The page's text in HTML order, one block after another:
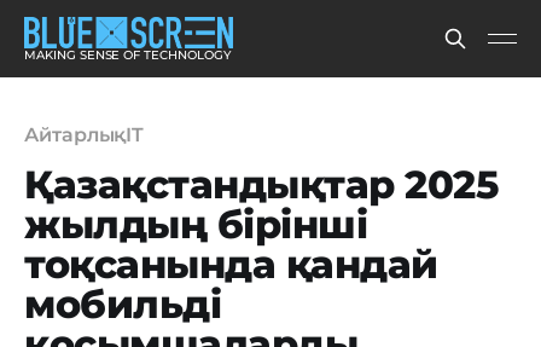
MAKING SENSE OF TECHNOLOGY
АйтарлықIT
Қазақстандықтар 2025
жылдың бірінші
тоқсанында қандай
мобильді